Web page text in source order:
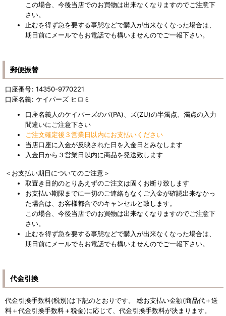
この場合、今後当店でのお買物は出来なくなりますのでご注意下
さい。
止むを得ず急を要する事態などで購入が出来なくなった場合は、
期日前にメールでもお電話でも構いませんのでご一報下さい。
郵便振替
口座番号: 14350-9770221
口座名義: ケイパーズ ヒロミ
口座名義人のケイパーズのパ(PA)、ズ(ZU)の半濁点、濁点の入力
間違いにご注意下さい
ご注文確定後３営業日以内にお支払いください
当店口座に入金が反映された日を入金日とみなします
入金日から３営業日以内に商品を発送致します
＜お支払い期日についてのご注意＞
取置き目的のとりあえずのご注文は固くお断り致します
お支払い期限までに一切のご連絡もなくご入金が確認出来なかっ
た場合は、お客様都合でのキャンセルと致します。
この場合、今後当店でのお買物は出来なくなりますのでご注意下
さい。
止むを得ず急を要する事態などで購入が出来なくなった場合は、
期日前にメールでもお電話でも構いませんのでご一報下さい。
代金引換
代金引換手数料(税別)は下記のとおりです。 総お支払い金額(商品代＋送
料＋代金引換手数料＋税金)に応じて、代金引換手数料が決まります。